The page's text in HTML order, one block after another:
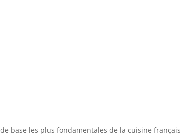
base les plus fondamentales de la cuisine